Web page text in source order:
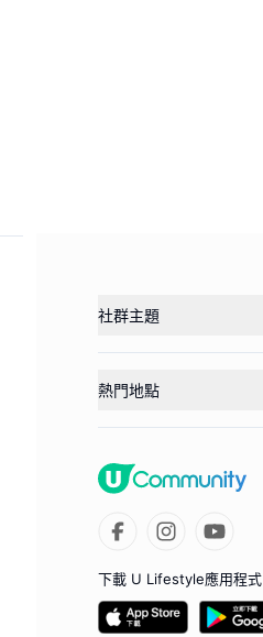
社群主題
熱門地點
下載 U Lifestyle應用程式